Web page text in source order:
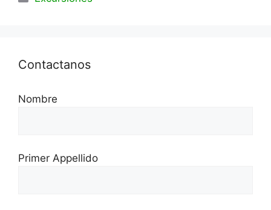
Contactanos
Nombre
Primer Appellido